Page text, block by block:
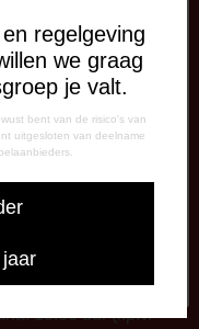
regelgeving
we graag
je valt.
bent van de risico's van
uitgesloten van deelname
13.00 uur (i.p.v.